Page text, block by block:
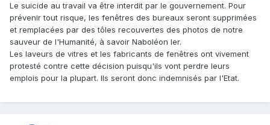
Le suicide au travail va être interdit par le gouvernement. Pour
prévenir tout risque, les fenêtres des bureaux seront supprimées
et remplacées par des tôles recouvertes des photos de notre
sauveur de l'Humanité, à savoir Naboléon Ier.
Les laveurs de vitres et les fabricants de fenêtres ont vivement
protesté contre cette décision puisqu'ils vont perdre leurs
emplois pour la plupart. Ils seront donc indemnisés par l'Etat.